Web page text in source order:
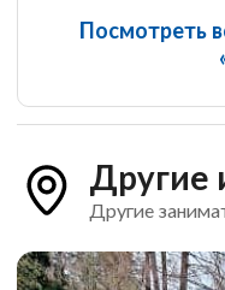
Посмотреть
Другие
Другие